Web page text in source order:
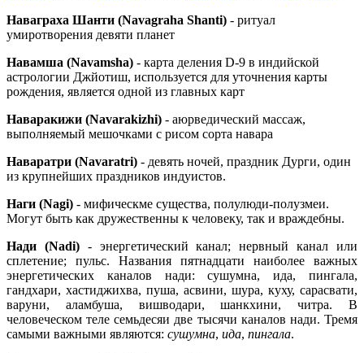
Наваграха Шанти (Navagraha Shanti) - ритуал
умиротворения девяти планет
Навамша (Navamsha) - карта деления D-9 в индийской
астрологии Джйотиш, используется для уточнения карты
рождения, является одной из главных карт
Наваракижи (Navarakizhi) - аюрведический массаж,
выполняемый мешочками с рисом сорта навара
Наваратри (Navaratri) - девять ночей, праздник Дурги, один
из крупнейших праздников индуистов.
Наги (Nagi) - мифическме существа, полулюди-полузмеи.
Могут быть как дружественны к человеку, так и враждебны.
Нади (Nadi)- энергетический канал; нервный канал или
сплетение; пульс. Названия пятнадцати наиболее важных
энергетических каналов нади: сушумна, ида, пингала,
гандхари, хастиджихва, пуша, асвини, шура, куху, сарасвати,
варуни, аламбуша, вишводари, шанкхини, читра. В
человеческом теле семьдесяи две тысячи каналов нади. Тремя
самыми важными являются: сушумна, ида, пингала.